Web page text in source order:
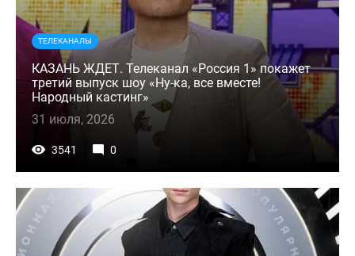
ТЕЛЕКАНАЛЫ
КАЗАНЬ ЖДЕТ. Телеканал «Россия 1» покажет
третий выпуск шоу «Ну-ка, все вместе!
Народный кастинг»
31 июля, 2026
3541 0